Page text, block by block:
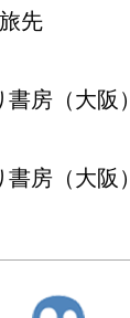
先
書房（大阪）
書房（大阪）